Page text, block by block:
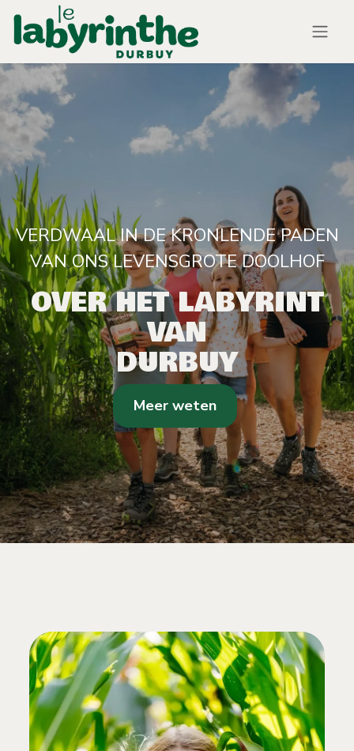
Overslaan naar inhoud
VERDWAAL IN DE KRONLENDE PADEN
VAN ONS LEVENSGROTE DOOLHOF
OVER HET LABYRINT
VAN
DURBUY
Meer weten